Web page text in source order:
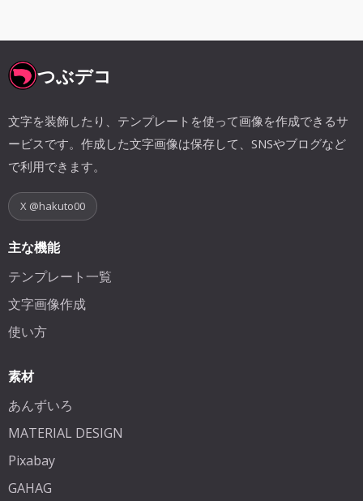
つぶデコ
文字を装飾したり、テンプレートを使って画像を作成できるサ
ービスです。作成した文字画像は保存して、SNSやブログなど
で利用できます。
X @hakuto00
主な機能
テンプレート一覧
文字画像作成
使い方
素材
あんずいろ
MATERIAL DESIGN
Pixabay
GAHAG